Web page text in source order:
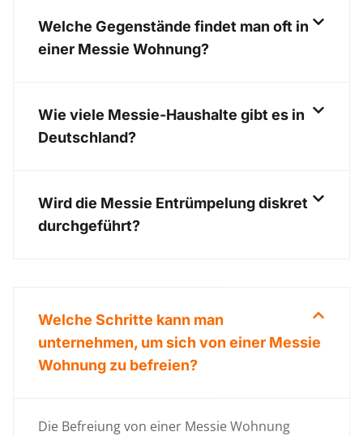
Welche Gegenstände findet man oft in
einer Messie Wohnung?
Wie viele Messie-Haushalte gibt es in
Deutschland?
Wird die Messie Entrümpelung diskret
durchgeführt?
Welche Schritte kann man
unternehmen, um sich von einer Messie
Wohnung zu befreien?
Die Befreiung von einer Messie Wohnung